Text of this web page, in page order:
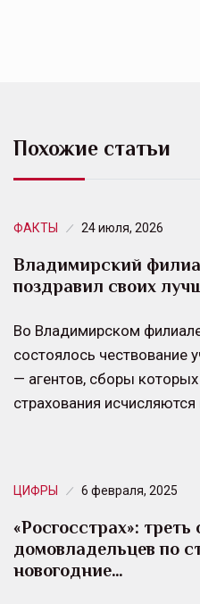
Похожие статьи
ФАКТЫ 24 июля, 2026
Владимирский
поздравил своих
Во Владимирском
состоялось чествование
— агентов, сборы
страхования
ЦИФРЫ 6 февраля, 2025
«Росгосстрах»:
домовладельцев по
новогодние…